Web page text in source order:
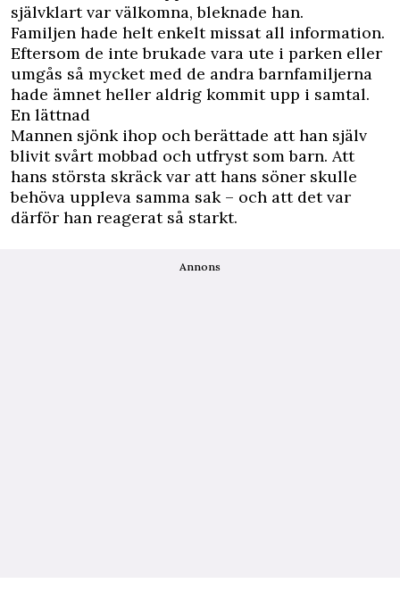
självklart var välkomna, bleknade han.
Familjen hade helt enkelt missat all information.
Eftersom de inte brukade vara ute i parken eller
umgås så mycket med de andra barnfamiljerna
hade ämnet heller aldrig kommit upp i samtal.
En lättnad
Mannen sjönk ihop och berättade att han själv
blivit svårt mobbad och utfryst som barn. Att
hans största skräck var att hans söner skulle
behöva uppleva samma sak – och att det var
därför han reagerat så starkt.
Annons